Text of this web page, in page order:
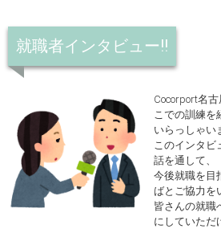
就職者インタビュー!!
Cocorport名
こでの訓練を
いらっしゃい
このインタビ
話を通して、
今後就職を目
ばとご協力を
皆さんの就職
にしていただ